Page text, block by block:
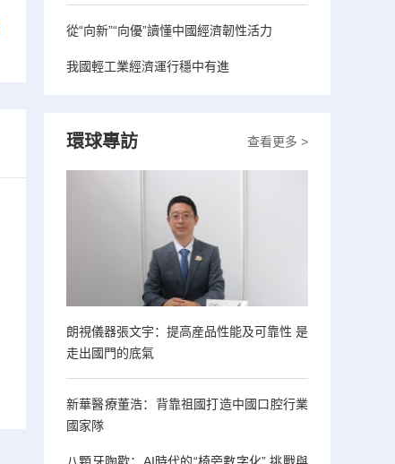
從“向新”“向優”讀懂中國經濟韌性活力
我國輕工業經濟運行穩中有進
查看更多 >
環球專訪
朗視儀器張文宇：提高産品性能及可靠性 是
走出國門的底氣
新華醫療董浩：背靠祖國打造中國口腔行業
國家隊